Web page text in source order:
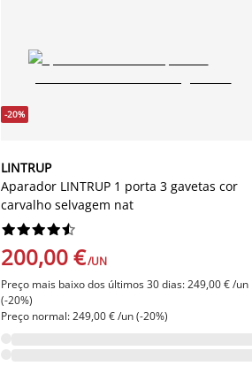
-20%
LINTRUP
Aparador LINTRUP 1 porta 3 gavetas cor
carvalho selvagem nat






200,00 €/UN
Preço mais baixo dos últimos 30 dias: 249,00 € /un
(-20%)
Preço normal: 249,00 € /un (-20%)